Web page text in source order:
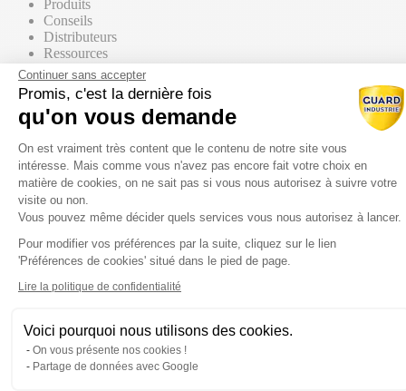
Produits
Conseils
Distributeurs
Ressources
Contact commercial
Nos Produits
Tous les produits
Par supports
Mur / Façade
Toiture
Par gammes
Continuer sans accepter
Promis, c'est la dernière fois
qu'on vous demande
Plateforme de Gestion du
On est vraiment très content que le contenu de notre site vous
intéresse. Mais comme vous n'avez pas encore fait votre choix en
matière de cookies, on ne sait pas si vous nous autorisez à suivre votre
visite ou non.
Vous pouvez même décider quels services vous nous autorisez à lancer.
Pour modifier vos préférences par la suite, cliquez sur le lien
'Préférences de cookies' situé dans le pied de page.
Lire la politique de confidentialité
Voici pourquoi nous utilisons des cookies.
On vous présente nos cookies !
Partage de données avec Google
Axeptio consent